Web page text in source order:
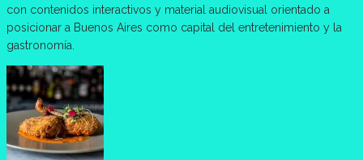
con contenidos interactivos y material audiovisual orientado a
posicionar a Buenos Aires como capital del entretenimiento y la
gastronomía.